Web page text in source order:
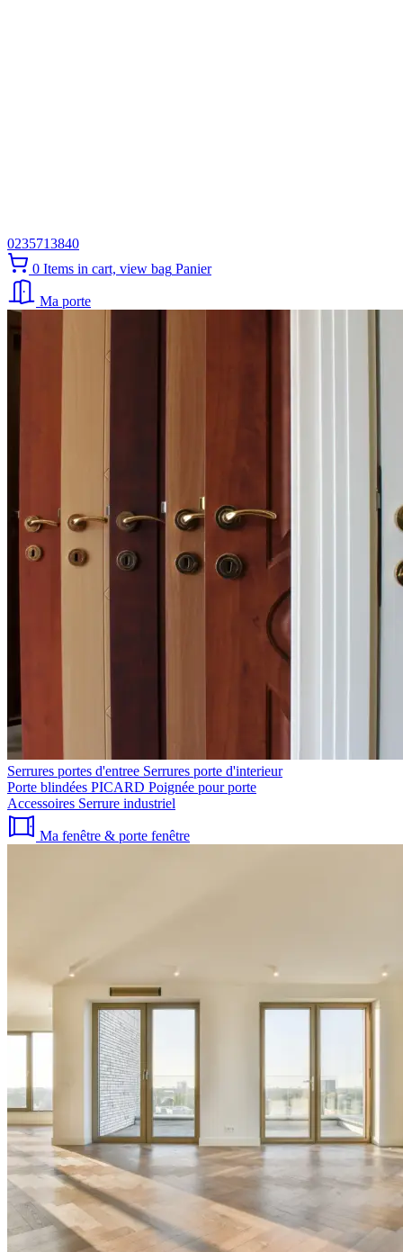
0235713840
0 Items in cart, view bag Panier
Ma porte
Serrures portes d'entree Serrures porte d'interieur
Porte blindées PICARD Poignée pour porte
Accessoires Serrure industriel
Ma fenêtre & porte fenêtre